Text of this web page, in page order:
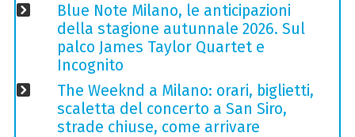
Blue Note Milano, le anticipazioni
della stagione autunnale 2026. Sul
palco James Taylor Quartet e
Incognito
The Weeknd a Milano: orari, biglietti,
scaletta del concerto a San Siro,
strade chiuse, come arrivare